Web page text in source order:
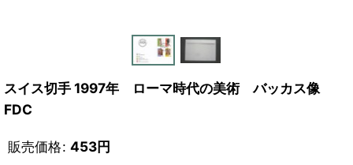
スイス切手 1997年 ローマ時代の美術 バッカス像
FDC
販売価格: 453円